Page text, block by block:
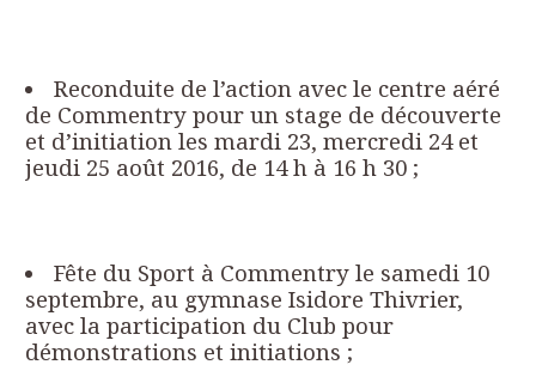
Reconduite de l’action avec le centre aéré
de Commentry pour un stage de découverte
et d’initiation les mardi 23, mercredi 24 et
jeudi 25 août 2016, de 14 h à 16 h 30 ;
Fête du Sport à Commentry le samedi 10
septembre, au gymnase Isidore Thivrier,
avec la participation du Club pour
démonstrations et initiations ;